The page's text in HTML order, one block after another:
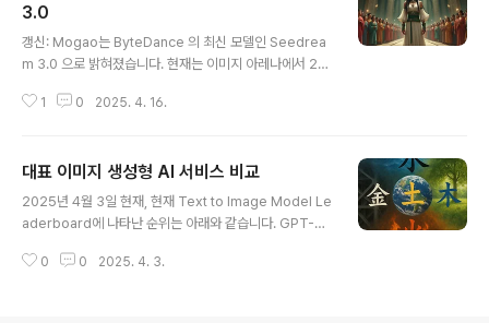
형 AI에서 가장 핵심적으로 널리 사용되고 있습니다. 이 글
은 정말 어떤 일이 가능한지, 어떤 도구를 사용하는지에 대
해 정리해 보겠습니다. 스타일 바꾸기 예ChatGPT를 사용
스타일 변경작동 원리스타일 변경 도구 비교이미지 스타일
3.0
갱신: Mogao는 ByteDance 의 최신 모델인 Seedrea
m 3.0 으로 밝혀졌습니다. 현재는 이미지 아레나에서 2등
또다른 게임체인저가 등장해서 시장을 흔들고 있습니다.
지 아레나에 등장해서 2025년 4월 14일 현재 1위를 차지
했습니다. GPT-4o까지 밀어내고요!4월 초부터 Artificia
lAnalysis.ai의 이미지 아레나의 변화상황을 주의 깊게 살
서 매우 활발하게 나타난 모가오라는 모델을 주목했습니
1 0 2025. 4. 16.
대표 이미지 생성형 AI 서비스 비교
2025년 4월 3일 현재, 현재 Text to Image Model Le
aderboard에 나타난 순위는 아래와 같습니다. GPT-4o
ecraft AI는 2 등으로, Reve(Halfmoon)는 1등을 차지
0 0 2025. 4. 3.